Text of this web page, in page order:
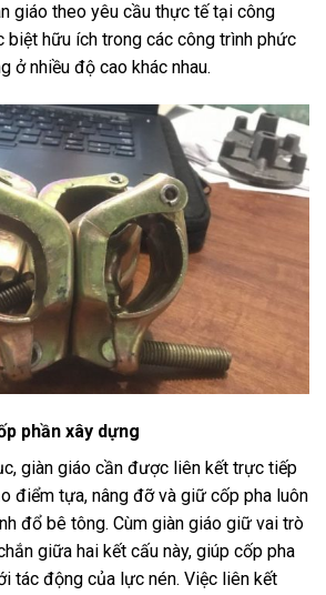
giáo theo yêu cầu thực tế tại công
biệt hữu ích trong các công trình phức
ở nhiều độ cao khác nhau.
phần xây dựng
giàn giáo cần được liên kết trực tiếp
điểm tựa, nâng đỡ và giữ cốp pha luôn
đổ bê tông. Cùm giàn giáo giữ vai trò
giữa hai kết cấu này, giúp cốp pha
tác động của lực nén. Việc liên kết